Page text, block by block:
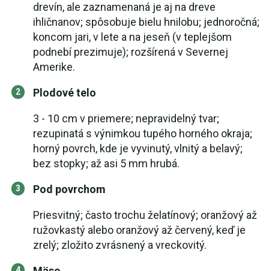
drevín, ale zaznamenaná je aj na dreve
ihličnanov; spôsobuje bielu hnilobu; jednoročná;
koncom jari, v lete a na jeseň (v teplejšom
podnebí prezimuje); rozšírená v Severnej
Amerike.
Plodové telo
3 - 10 cm v priemere; nepravidelný tvar;
rezupinatá s výnimkou tupého horného okraja;
horný povrch, kde je vyvinutý, vlnitý a belavý;
bez stopky; až asi 5 mm hrubá.
Pod povrchom
Priesvitný; často trochu želatínový; oranžový až
ružovkastý alebo oranžový až červený, keď je
zrelý; zložito zvrásnený a vreckovitý.